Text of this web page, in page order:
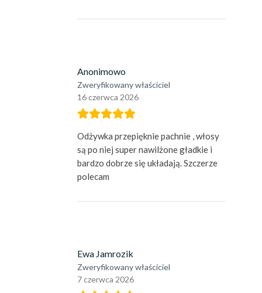
Anonimowo
Zweryfikowany właściciel
16 czerwca 2026
Odżywka przepięknie pachnie , włosy
są po niej super nawilżone gładkie i
bardzo dobrze się układają. Szczerze
polecam
Ewa Jamrozik
Zweryfikowany właściciel
7 czerwca 2026